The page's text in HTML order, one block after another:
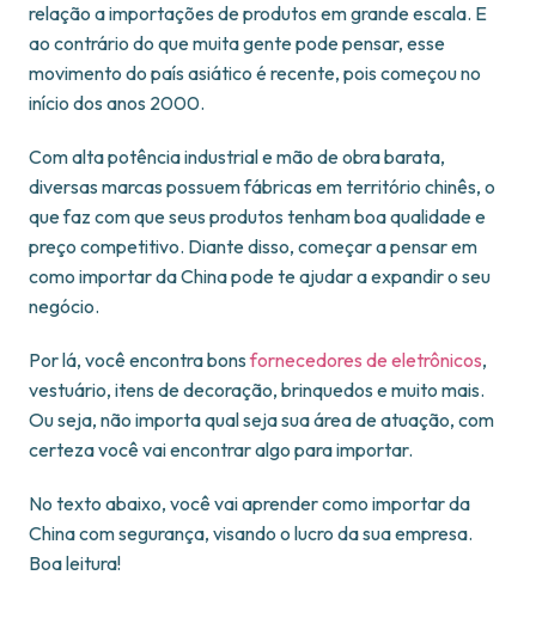
relação a importações de produtos em grande escala. E
ao contrário do que muita gente pode pensar, esse
movimento do país asiático é recente, pois começou no
início dos anos 2000.
Com alta potência industrial e mão de obra barata,
diversas marcas possuem fábricas em território chinês, o
que faz com que seus produtos tenham boa qualidade e
preço competitivo. Diante disso, começar a pensar em
como importar da China pode te ajudar a expandir o seu
negócio.
Por lá, você encontra bonsfornecedores de eletrônicos,
vestuário, itens de decoração, brinquedos e muito mais.
Ou seja, não importa qual seja sua área de atuação, com
certeza você vai encontrar algo para importar.
No texto abaixo, você vai aprender como importar da
China com segurança, visando o lucro da sua empresa.
Boa leitura!